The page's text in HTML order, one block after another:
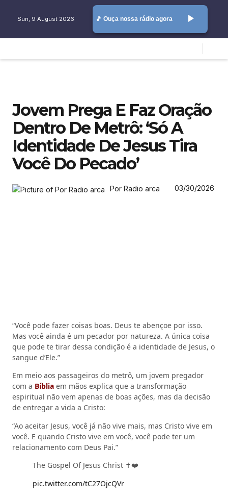
Sun, 9 August 2026 🎵 Ouça nossa rádio agora play_arrow
Jovem Prega E Faz Oração
Dentro De Metrô: ‘Só A
Identidade De Jesus Tira
Você Do Pecado’
Por Radio arca 03/30/2026
“Você pode fazer coisas boas. Deus te abençoe por isso.
Mas você ainda é um pecador por natureza. A única coisa
que pode te tirar dessa condição é a identidade de Jesus, o
sangue d’Ele.”
Em meio aos passageiros do metrô, um jovem pregador
com a Bíblia em mãos explica que a transformação
espiritual não vem apenas de boas ações, mas da decisão
de entregar a vida a Cristo:
“Ao aceitar Jesus, você já não vive mais, mas Cristo vive em
você. E quando Cristo vive em você, você pode ter um
relacionamento com Deus Pai.”
The Gospel Of Jesus Christ ✝️❤️
pic.twitter.com/tC27OjcQVr